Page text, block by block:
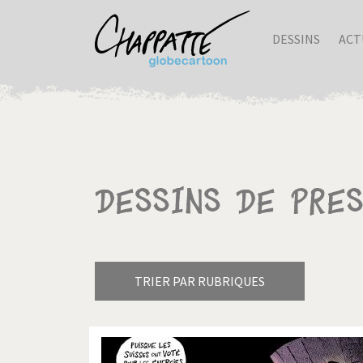
DESSINS
Dessins de
TRIER PAR RUBRIQUES
Armes à domicile